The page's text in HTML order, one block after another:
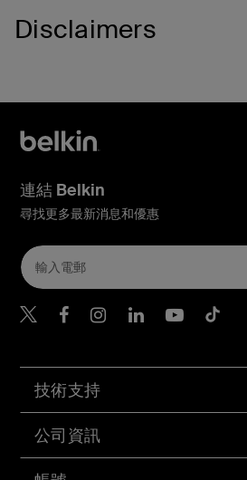
Disclaimers
技術支持
公司資訊
連結 Belkin
尋找更多最新消息和優惠
Belkin Twitter
Belkin Hong
BelkinBelkin